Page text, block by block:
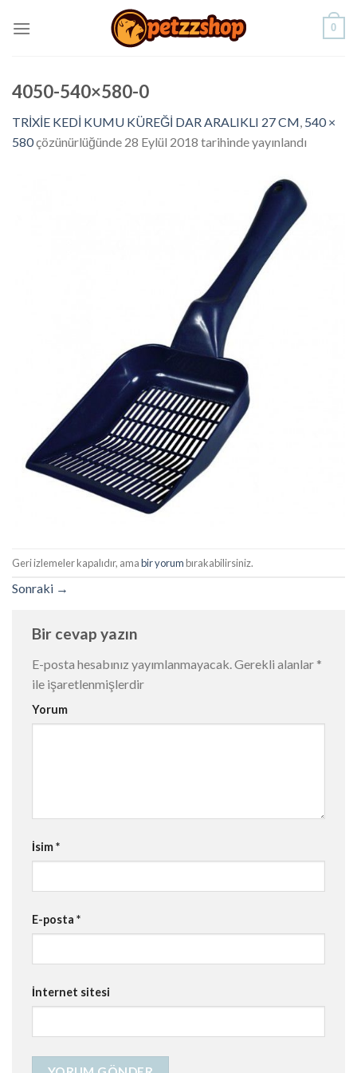
0
4050-540×580-0
TRİXİE KEDİ KUMU KÜREĞİ DAR ARALIKLI 27 CM, 540 ×
580çözünürlüğünde 28 Eylül 2018 tarihinde yayınlandı
Geri izlemeler kapalıdır, amabir yorumbırakabilirsiniz.
Sonraki →
Bir cevap yazın
E-posta hesabınız yayımlanmayacak. Gerekli alanlar *
ile işaretlenmişlerdir
Yorum
İsim*
E-posta *
İnternet sitesi